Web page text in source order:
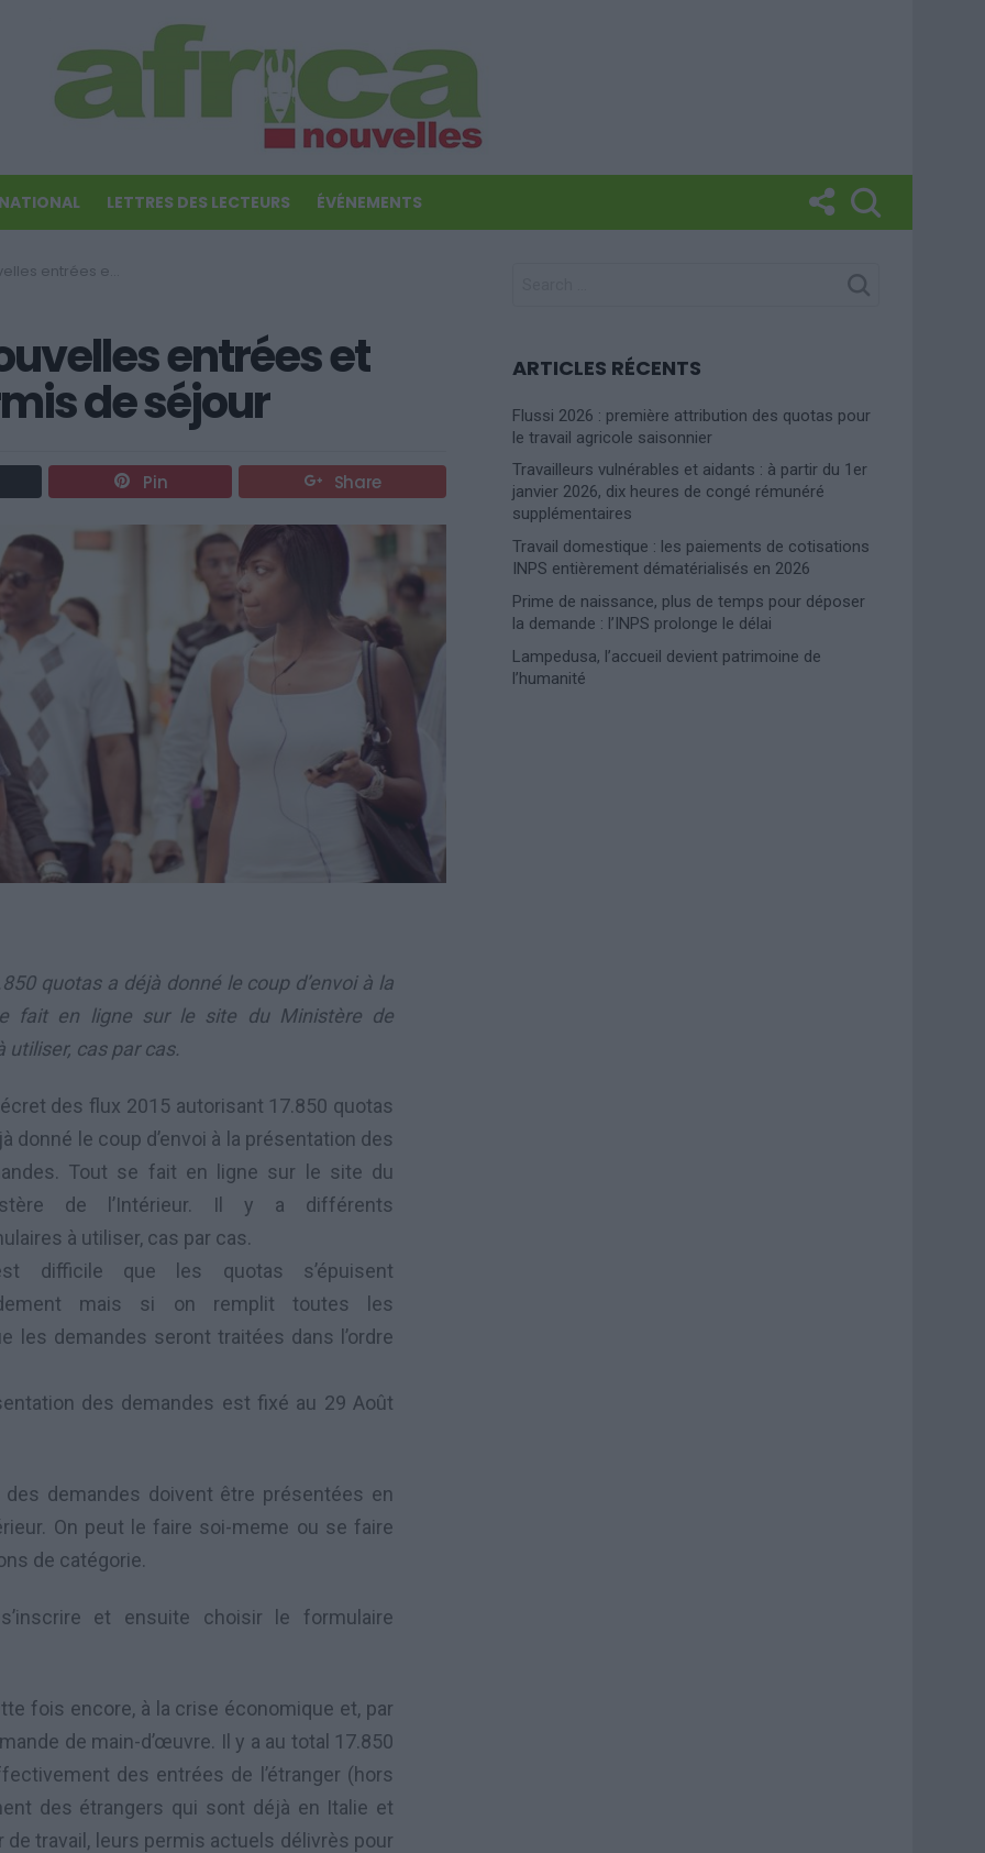
LETTRES DES LECTEURS ÉVÉNEMENTS
de permis de séjour
entrées et
de séjour
Pin Share
quotas a déjà donné le coup d’envoi à la
fait en ligne sur le site du Ministère de
utiliser, cas par cas.
des flux 2015 autorisant 17.850 quotas
donné le coup d’envoi à la présentation des
Tout se fait en ligne sur le site du
de l’Intérieur. Il y a différents
à utiliser, cas par cas.
difficile que les quotas s’épuisent
mais si on remplit toutes les
les demandes seront traitées dans l’ordre
des demandes est fixé au 29 Août
demandes doivent être présentées en
On peut le faire soi-meme ou se faire
de catégorie.
et ensuite choisir le formulaire
fois encore, à la crise économique et, par
de main-d’œuvre. Il y a au total 17.850
des entrées de l’étranger (hors
des étrangers qui sont déjà en Italie et
travail, leurs permis actuels délivrès pour
ARTICLES RÉCENTS
Flussi 2026 : première attribution des quotas pour
le travail agricole saisonnier
Travailleurs vulnérables et aidants : à partir du 1er
janvier 2026, dix heures de congé rémunéré
supplémentaires
Travail domestique : les paiements de cotisations
INPS entièrement dématérialisés en 2026
Prime de naissance, plus de temps pour déposer
la demande : l’INPS prolonge le délai
Lampedusa, l’accueil devient patrimoine de
l’humanité